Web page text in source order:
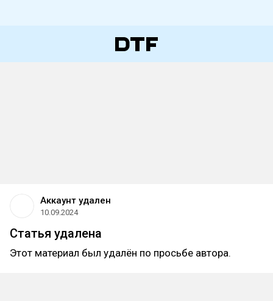
Аккаунт удален
10.09.2024
Статья удалена
Этот материал был удалён по просьбе автора.